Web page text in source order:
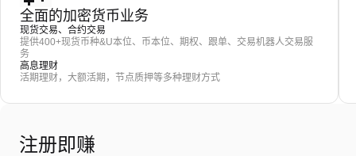
全面的加密货币业务
现货交易、合约交易
提供400+现货币种&U本位、币本位、期权、跟单、交易机器人交易服
务
高息理财
活期理财，大额活期，节点质押等多种理财方式
注册即赚